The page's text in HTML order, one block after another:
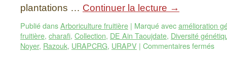
plantations … Continuer la lecture →
Publié dansArboriculture fruitière | Marqué avecamélioration
fruitière, charafi, Collection, DE Ain Taoujdate, Diversité
Noyer, Razouk, URAPCRG, URAPV | Commentaires fermés